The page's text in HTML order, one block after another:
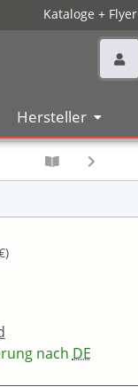
Kataloge + Flyer
Hersteller
)
nach DE